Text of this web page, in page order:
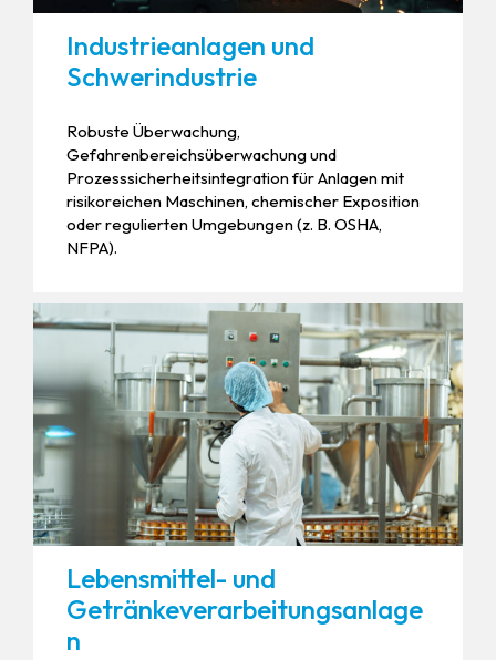
Industrieanlagen und
Schwerindustrie
Robuste Überwachung,
Gefahrenbereichsüberwachung und
Prozesssicherheitsintegration für Anlagen mit
risikoreichen Maschinen, chemischer Exposition
oder regulierten Umgebungen (z. B. OSHA,
NFPA).
Lebensmittel- und
Getränkeverarbeitungsanlage
n